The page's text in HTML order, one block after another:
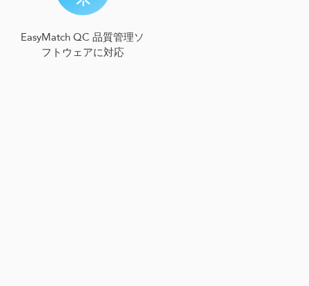
EasyMatch QC 品質管理ソ
フトウェアに対応